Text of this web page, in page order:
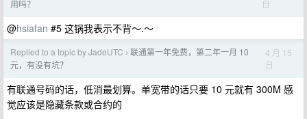
用吗？
日
@hsiafan #5 这锅我表示不背～.～
Replied to a topic by JadeUTC › 联通第一年免费，第二年一月 10
元，有没有坑？
4 月 15
日
有联通号码的话，低消最划算。单宽带的话只要 10 元就有 300M 感
觉应该是隐藏条款或合约的